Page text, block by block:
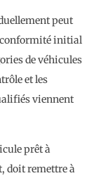
peut
conformité initial
de véhicules
et les
viennent
prêt à
doit remettre à